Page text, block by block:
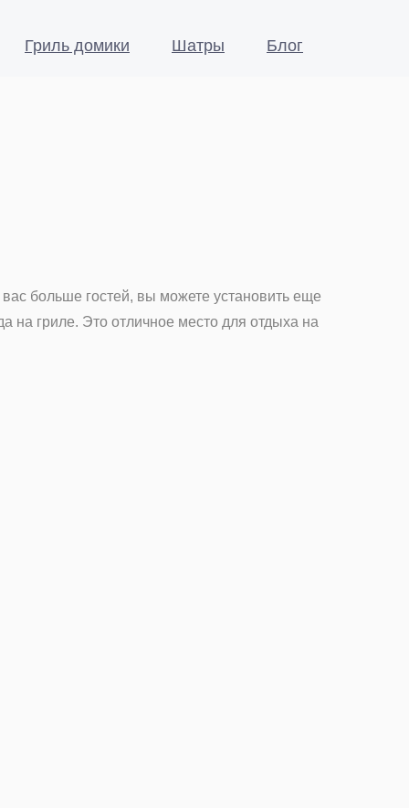
Гриль домики Шатры Блог
больше гостей, вы можете установить еще
на гриле. Это отличное место для отдыха на